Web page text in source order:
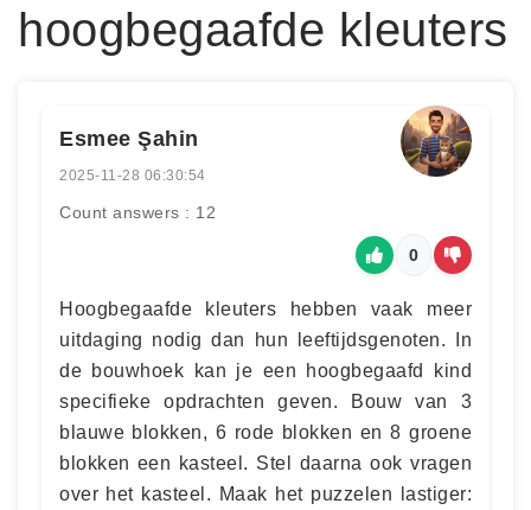
hoogbegaafde kleuters
Esmee Şahin
2025-11-28 06:30:54
Count answers : 12
0
Hoogbegaafde kleuters hebben vaak meer
uitdaging nodig dan hun leeftijdsgenoten. In
de bouwhoek kan je een hoogbegaafd kind
specifieke opdrachten geven. Bouw van 3
blauwe blokken, 6 rode blokken en 8 groene
blokken een kasteel. Stel daarna ook vragen
over het kasteel. Maak het puzzelen lastiger: